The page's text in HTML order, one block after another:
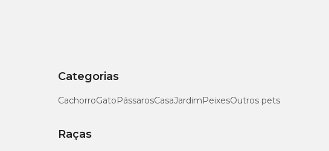
Categorias
CachorroGatoPássarosCasaJardimPeixesOutros pets
Raças